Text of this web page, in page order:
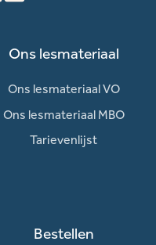
Ons lesmateriaal
Ons lesmateriaal VO
Ons lesmateriaal MBO
Tarievenlijst
Bestellen